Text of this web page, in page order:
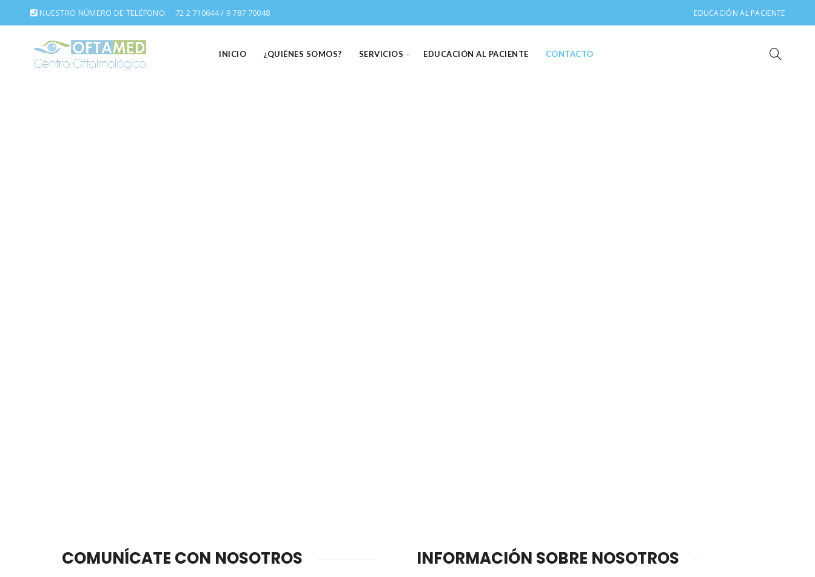
NUESTRO NÚMERO DE TELÉFONO: 72 2 710644 / 9 787 70048 EDUCACIÓN AL PACIENTE
INICIO ¿QUIÉNES SOMOS? SERVICIOS EDUCACIÓN AL PACIENTE CONTACTO
COMUNÍCATE CON NOSOTROS INFORMACIÓN SOBRE NOSOTROS